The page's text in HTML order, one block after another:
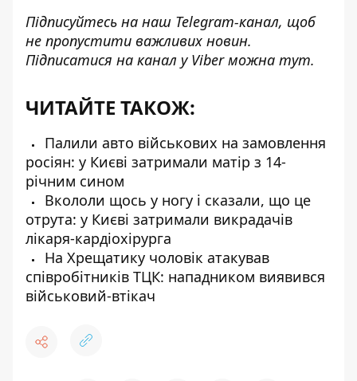
Підписуйтесь на наш Telegram-канал, щоб
не пропустити важливих новин.
Підписатися на канал у Viber можна тут.
ЧИТАЙТЕ ТАКОЖ:
Палили авто військових на замовлення
росіян: у Києві затримали матір з 14-
річним сином
Вкололи щось у ногу і сказали, що це
отрута: у Києві затримали викрадачів
лікаря-кардіохірурга
На Хрещатику чоловік атакував
співробітників ТЦК: нападником виявився
військовий-втікач